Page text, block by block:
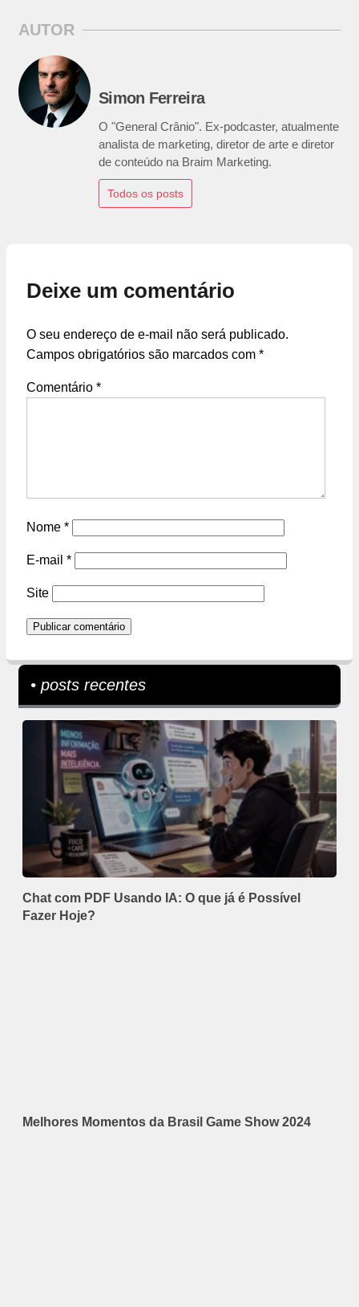
AUTOR
Simon Ferreira
O "General Crânio". Ex-podcaster, atualmente
analista de marketing, diretor de arte e diretor
de conteúdo na Braim Marketing.
Todos os posts
Deixe um comentário
O seu endereço de e-mail não será publicado.
Campos obrigatórios são marcados com *
Comentário *
Nome *
E-mail *
Site
• posts recentes
Chat com PDF Usando IA: O que já é Possível
Fazer Hoje?
Melhores Momentos da Brasil Game Show 2024